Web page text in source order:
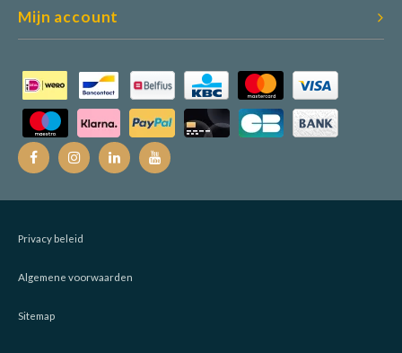
Mijn account
Privacy beleid
Algemene voorwaarden
Sitemap